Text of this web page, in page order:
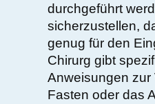
durchgeführt
sicherzustellen,
genug für den
Chirurg gibt
Anweisungen zur
Fasten oder das